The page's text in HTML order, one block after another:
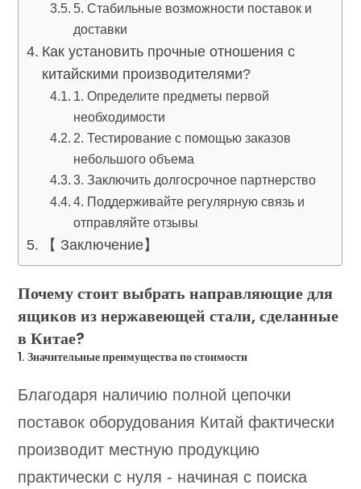
5. Стабильные возможности поставок и
доставки
Как установить прочные отношения с
китайскими производителями?
1. Определите предметы первой
необходимости
2. Тестирование с помощью заказов
небольшого объема
3. Заключить долгосрочное партнерство
4. Поддерживайте регулярную связь и
отправляйте отзывы
【 Заключение】
Почему стоит выбрать направляющие для
ящиков из нержавеющей стали, сделанные
в Китае?
1. Значительные преимущества по стоимости
Благодаря наличию полной цепочки
поставок оборудования Китай фактически
производит местную продукцию
практически с нуля - начиная с поиска